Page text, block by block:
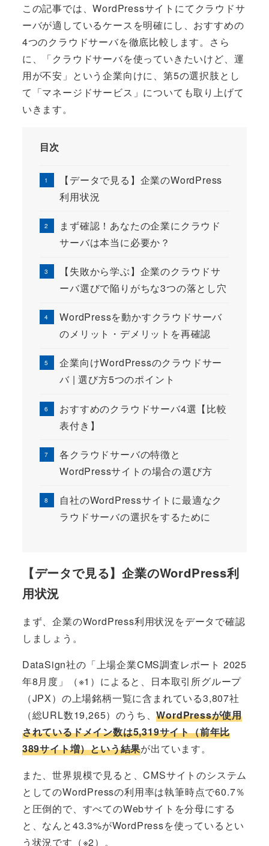
この記事では、WordPressサイトにてクラウドサ
ーバが適しているケースを明確にし、おすすめの
4つのクラウドサーバを徹底比較します。さら
に、「クラウドサーバを使っていきたいけど、運
用が不安」という企業向けに、第5の選択肢とし
て「マネージドサービス」についても取り上げて
いきます。
目次
【データで見る】企業のWordPress
利用状況
まず確認！あなたの企業にクラウド
サーバは本当に必要か？
【失敗から学ぶ】企業のクラウドサ
ーバ選びで陥りがちな3つの落とし穴
WordPressを動かすクラウドサーバ
のメリット・デメリットを再確認
企業向けWordPressのクラウドサー
バ | 選び方5つのポイント
おすすめのクラウドサーバ4選【比較
表付き】
各クラウドサーバの特徴と
WordPressサイトの場合の選び方
自社のWordPressサイトに最適なク
ラウドサーバの選択をするために
【データで見る】企業のWordPress利
用状況
まず、企業のWordPress利用状況をデータで確認
しましょう。
DataSign社の「上場企業CMS調査レポート 2025
年8月度」（※1）によると、日本取引所グループ
（JPX）の上場銘柄一覧に含まれている3,807社
（総URL数19,265）のうち、WordPressが使用
されているドメイン数は5,319サイト（前年比
389サイト増）という結果が出ています。
また、世界規模で見ると、CMSサイトのシステム
としてのWordPressの利用率は執筆時点で60.7％
と圧倒的で、すべてのWebサイトを分母にする
と、なんと43.3%がWordPressを使っているとい
う状況です（※2）。